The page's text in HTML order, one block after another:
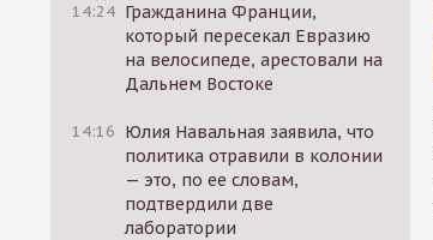
14:24 Гражданина Франции,
который пересекал Евразию
на велосипеде, арестовали на
Дальнем Востоке
14:16 Юлия Навальная заявила, что
политика отравили в колонии
— это, по ее словам,
подтвердили две
лаборатории